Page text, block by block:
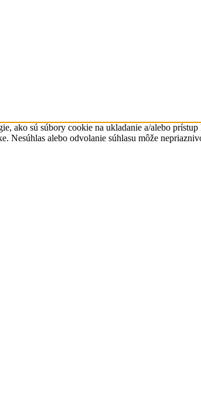
ako sú súbory cookie na ukladanie a/alebo
Nesúhlas alebo odvolanie súhlasu môže